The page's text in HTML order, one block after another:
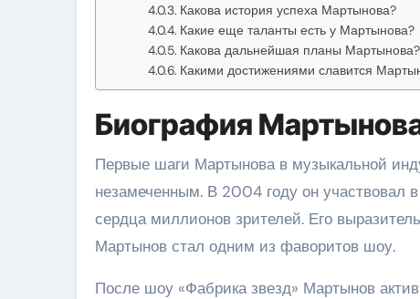
Какова история успеха Мартынова?
Какие еще таланты есть у Мартынова?
Какова дальнейшая планы Мартынова?
Какими достижениями славится
Биография
Первые шаги Мартынова в музыкальной
незамеченным. В 2004 году он участвовал
сердца миллионов зрителей. Его
Мартынов стал одним из фаворитов шоу.
После шоу «Фабрика звезд» Мартынов